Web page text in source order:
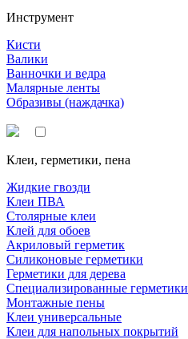
Инструмент
Кисти
Валики
Ванночки и ведра
Малярные ленты
Образивы (наждачка)
Клеи, герметики, пена
Жидкие гвозди
Клеи ПВА
Столярные клеи
Клей для обоев
Акриловый герметик
Силиконовые герметики
Герметики для дерева
Специализированные герметики
Монтажные пены
Клеи универсальные
Клеи для напольных покрытий